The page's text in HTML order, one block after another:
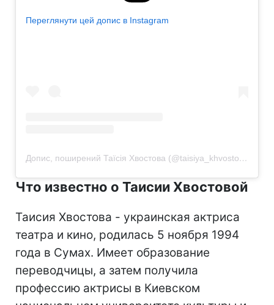
Переглянути цей допис в Instagram
Допис, поширений Таїсія Хвостова (@taisiya_khvostova)
Что известно о Таисии Хвостовой
Таисия Хвостова - украинская актриса
театра и кино, родилась 5 ноября 1994
года в Сумах. Имеет образование
переводчицы, а затем получила
профессию актрисы в Киевском